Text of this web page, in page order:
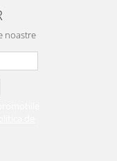
noastre